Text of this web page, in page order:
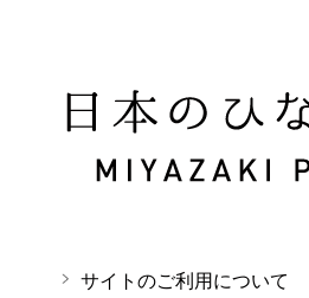
日本のひなた 宮崎県
サイトのご利用について